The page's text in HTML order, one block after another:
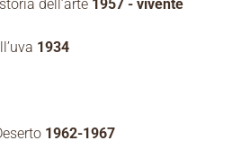
dell’arte 1957 - vivente
1934
1962-1967